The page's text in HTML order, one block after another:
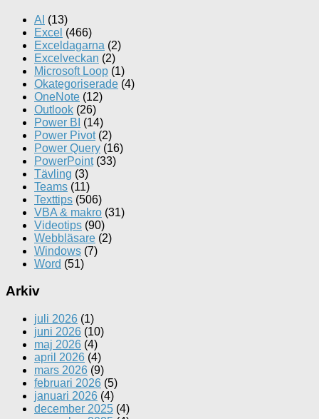
AI (13)
Excel (466)
Exceldagarna (2)
Excelveckan (2)
Microsoft Loop (1)
Okategoriserade (4)
OneNote (12)
Outlook (26)
Power BI (14)
Power Pivot(2)
Power Query (16)
PowerPoint(33)
Tävling (3)
Teams (11)
Texttips (506)
VBA & makro (31)
Videotips (90)
Webbläsare (2)
Windows (7)
Word (51)
Arkiv
juli 2026 (1)
juni 2026 (10)
maj 2026 (4)
april 2026 (4)
mars 2026 (9)
februari 2026 (5)
januari 2026 (4)
december 2025 (4)